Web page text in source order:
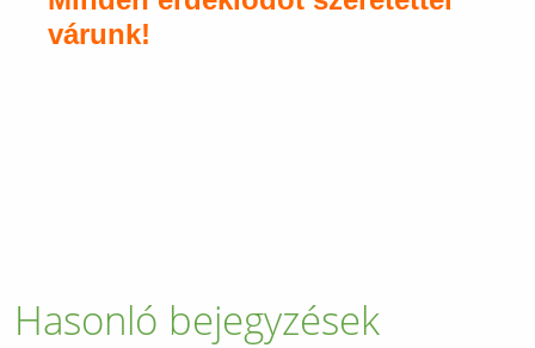
várunk!
Hasonló bejegyzések